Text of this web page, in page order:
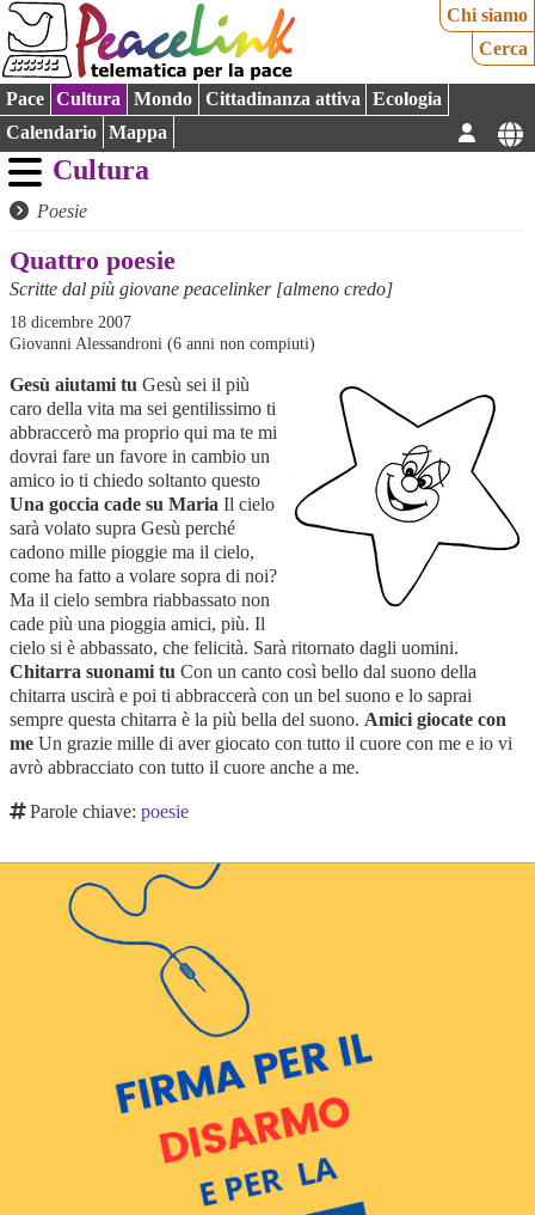
Chi siamo
Cerca
Pace Cultura Mondo Cittadinanza attiva
Ecologia
Calendario
Mappa
Cultura
Poesie
Quattro poesie
Scritte dal più giovane peacelinker [almeno credo]
18 dicembre 2007
Giovanni Alessandroni (6 anni non compiuti)
Gesù aiutami tu Gesù sei il più
caro della vita ma sei gentilissimo ti
abbraccerò ma proprio qui ma te mi
dovrai fare un favore in cambio un
amico io ti chiedo soltanto questo
Una goccia cade su Maria Il cielo
sarà volato supra Gesù perché
cadono mille pioggie ma il cielo,
come ha fatto a volare sopra di noi?
Ma il cielo sembra riabbassato non
cade più una pioggia amici, più. Il
cielo si è abbassato, che felicità. Sarà ritornato dagli uomini.
Chitarra suonami tu Con un canto così bello dal suono della
chitarra uscirà e poi ti abbraccerà con un bel suono e lo saprai
sempre questa chitarra è la più bella del suono. Amici giocate con
me Un grazie mille di aver giocato con tutto il cuore con me e io vi
avrò abbracciato con tutto il cuore anche a me.
Parole chiave:poesie